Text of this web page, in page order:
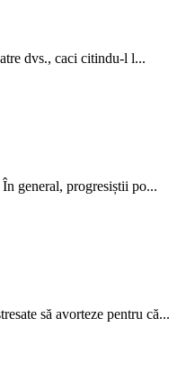
dvs., caci citindu-l l...
general, progresiștii po...
să avorteze pentru că...